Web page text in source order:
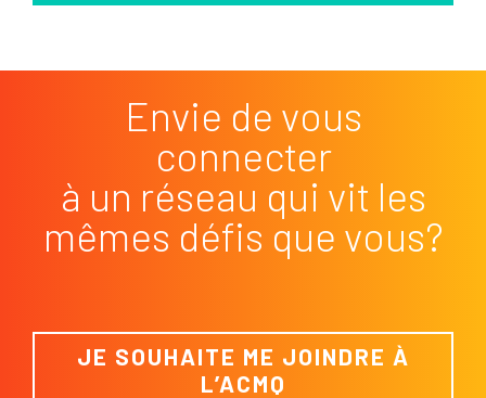
Envie de vous
connecter
à un réseau qui vit les
mêmes défis que vous?
JE SOUHAITE ME JOINDRE À
L’ACMQ